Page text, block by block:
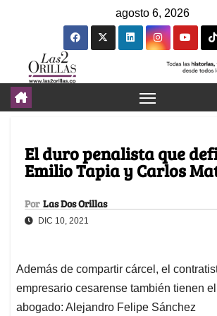
agosto 6, 2026
El duro penalista que
Emilio Tapia y Carlos
Por Las Dos Orillas
DIC 10, 2021
Además de compartir cárcel, el
empresario cesarense también tienen
abogado: Alejandro Felipe Sánchez